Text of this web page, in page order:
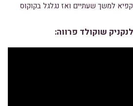
למשך שעתיים ואז נגלגל בקוקוס
שוקולד פרווה: